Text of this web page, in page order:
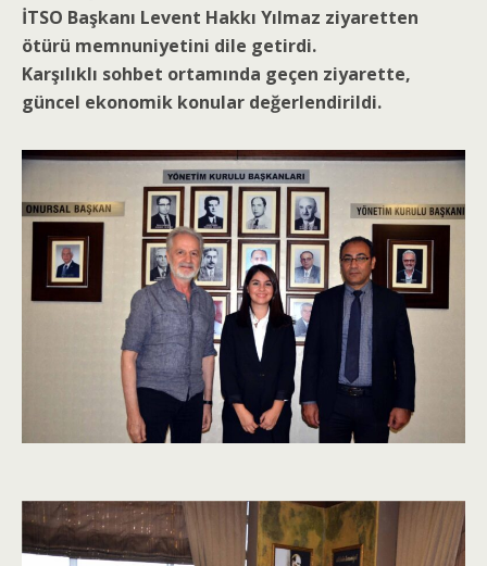
İTSO Başkanı Levent Hakkı Yılmaz ziyaretten
ötürü memnuniyetini dile getirdi.
Karşılıklı sohbet ortamında geçen ziyarette,
güncel ekonomik konular değerlendirildi.